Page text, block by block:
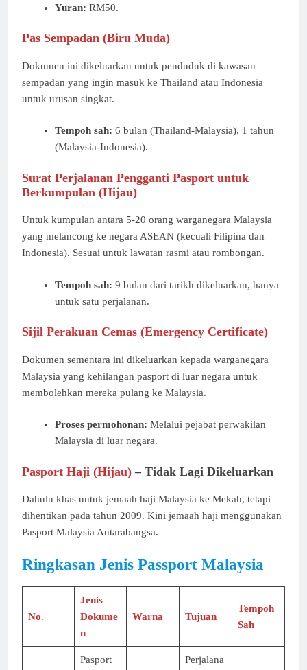
Yuran: RM50.
Pas Sempadan (Biru Muda)
Dokumen ini dikeluarkan untuk penduduk di kawasan
sempadan yang ingin masuk ke Thailand atau Indonesia
untuk urusan singkat.
Tempoh sah: 6 bulan (Thailand-Malaysia), 1 tahun
(Malaysia-Indonesia).
Surat Perjalanan Pengganti Pasport untuk
Berkumpulan (Hijau)
Untuk kumpulan antara 5-20 orang warganegara Malaysia
yang melancong ke negara ASEAN (kecuali Filipina dan
Indonesia). Sesuai untuk lawatan rasmi atau rombongan.
Tempoh sah: 9 bulan dari tarikh dikeluarkan, hanya
untuk satu perjalanan.
Sijil Perakuan Cemas (Emergency Certificate)
Dokumen sementara ini dikeluarkan kepada warganegara
Malaysia yang kehilangan pasport di luar negara untuk
membolehkan mereka pulang ke Malaysia.
Proses permohonan: Melalui pejabat perwakilan
Malaysia di luar negara.
Pasport Haji (Hijau) – Tidak Lagi Dikeluarkan
Dahulu khas untuk jemaah haji Malaysia ke Mekah, tetapi
dihentikan pada tahun 2009. Kini jemaah haji menggunakan
Pasport Malaysia Antarabangsa.
Ringkasan Jenis Passport Malaysia
No.
Jenis
Dokume
n
Warna Tujuan
Tempoh
Sah
Pasport
Perjalana